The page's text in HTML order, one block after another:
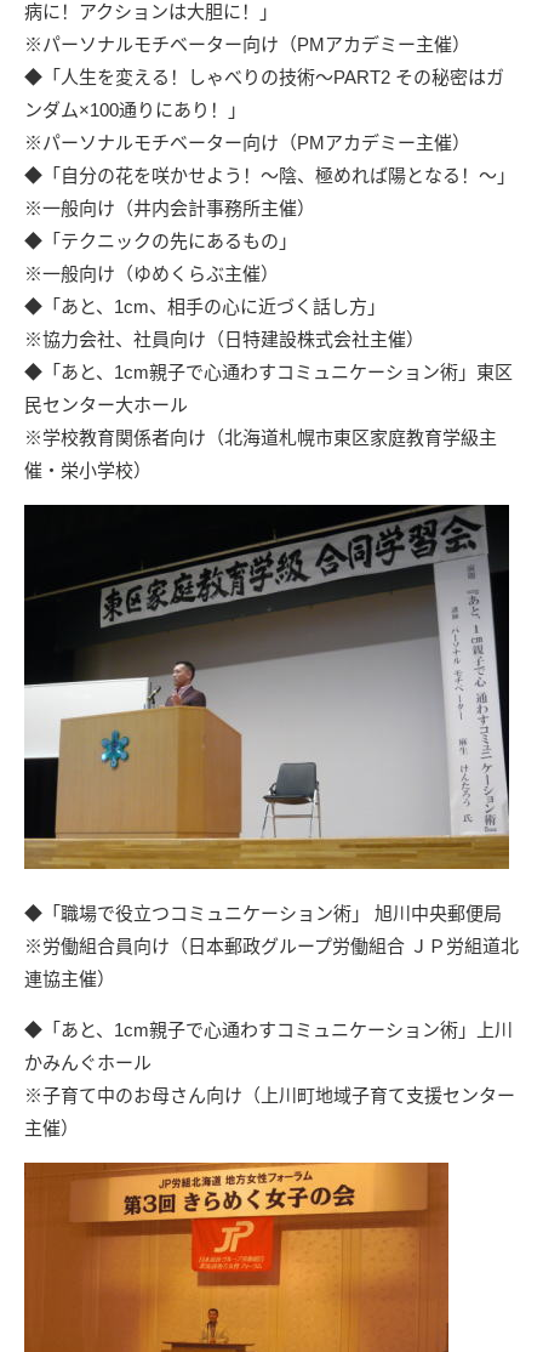
病に！アクションは大胆に！」
※パーソナルモチベーター向け（PMアカデミー主催）
◆「人生を変える！しゃべりの技術～PART2 その秘密はガ
ンダム×100通りにあり！」
※パーソナルモチベーター向け（PMアカデミー主催）
◆「自分の花を咲かせよう！～陰、極めれば陽となる！～」
※一般向け（井内会計事務所主催）
◆「テクニックの先にあるもの」
※一般向け（ゆめくらぶ主催）
◆「あと、1cm、相手の心に近づく話し方」
※協力会社、社員向け（ 日特建設株式会社主催）
◆「あと、1cm親子で心通わすコミュニケーション術」東区
民センター大ホール
※学校教育関係者向け（北海道札幌市東区家庭教育学級主
催・ 栄小学校）
◆「職場で役立つコミュニケーション術」 旭川中央郵便局
※労働組合員向け（ 日本郵政グループ労働組合 ＪＰ労組道北
連協主催）
◆「あと、1cm親子で心通わすコミュニケーション術」上川
かみんぐホール
※子育て中のお母さん向け（ 上川町地域子育て支援センター
主催）